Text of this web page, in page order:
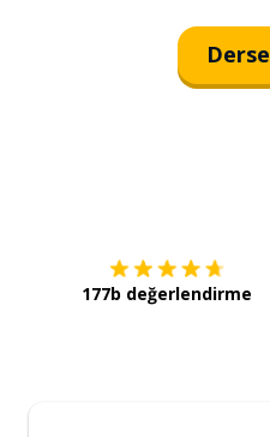
177b değerlendirme